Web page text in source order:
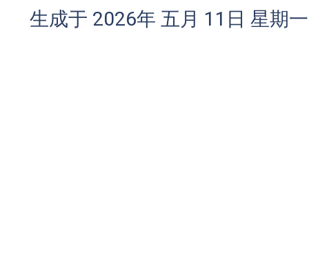
生成于 2026年 五月 11日 星期